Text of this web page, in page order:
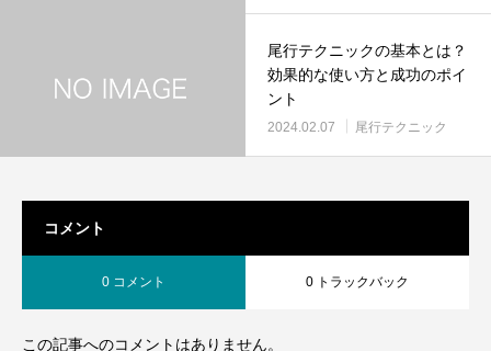
尾行テクニックの基本とは？
効果的な使い方と成功のポイ
ント
2024.02.07 尾行テクニック
コメント
0 コメント 0 トラックバック
この記事へのコメントはありません。